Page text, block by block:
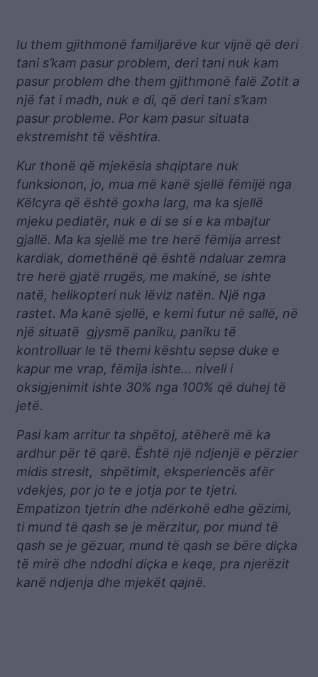
Iu them gjithmonë familjarëve kur vijnë që deri
tani s’kam pasur problem, deri tani nuk kam
pasur problem dhe them gjithmonë falë Zotit a
një fat i madh, nuk e di, që deri tani s’kam
pasur probleme. Por kam pasur situata
ekstremisht të vështira.
Kur thonë që mjekësia shqiptare nuk
funksionon, jo, mua më kanë sjellë fëmijë nga
Këlcyra që është goxha larg, ma ka sjellë
mjeku pediatër, nuk e di se si e ka mbajtur
gjallë. Ma ka sjellë me tre herë fëmija arrest
kardiak, domethënë që është ndaluar zemra
tre herë gjatë rrugës, me makinë, se ishte
natë, helikopteri nuk lëviz natën. Një nga
rastet. Ma kanë sjellë, e kemi futur në sallë, në
një situatë gjysmë paniku, paniku të
kontrolluar le të themi kështu sepse duke e
kapur me vrap, fëmija ishte… niveli i
oksigjenimit ishte 30% nga 100% që duhej të
jetë.
Pasi kam arritur ta shpëtoj, atëherë më ka
ardhur për të qarë. Është një ndjenjë e përzier
midis stresit, shpëtimit, eksperiencës afër
vdekjes, por jo te e jotja por te tjetri.
Empatizon tjetrin dhe ndërkohë edhe gëzimi,
ti mund të qash se je mërzitur, por mund të
qash se je gëzuar, mund të qash se bëre diçka
të mirë dhe ndodhi diçka e keqe, pra njerëzit
kanë ndjenja dhe mjekët qajnë.